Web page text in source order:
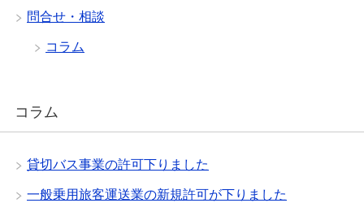
問合せ・相談
コラム
コラム
貸切バス事業の許可下りました
一般乗用旅客運送業の新規許可が下りました